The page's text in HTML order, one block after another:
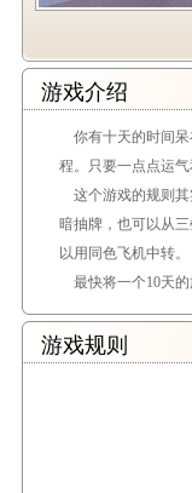
游戏介绍
你有十天的时间呆
程。只要一点点运
这个游戏的规则其
暗抽牌，也可以从
以用同色飞机中转。
最快将一个10天的
游戏规则